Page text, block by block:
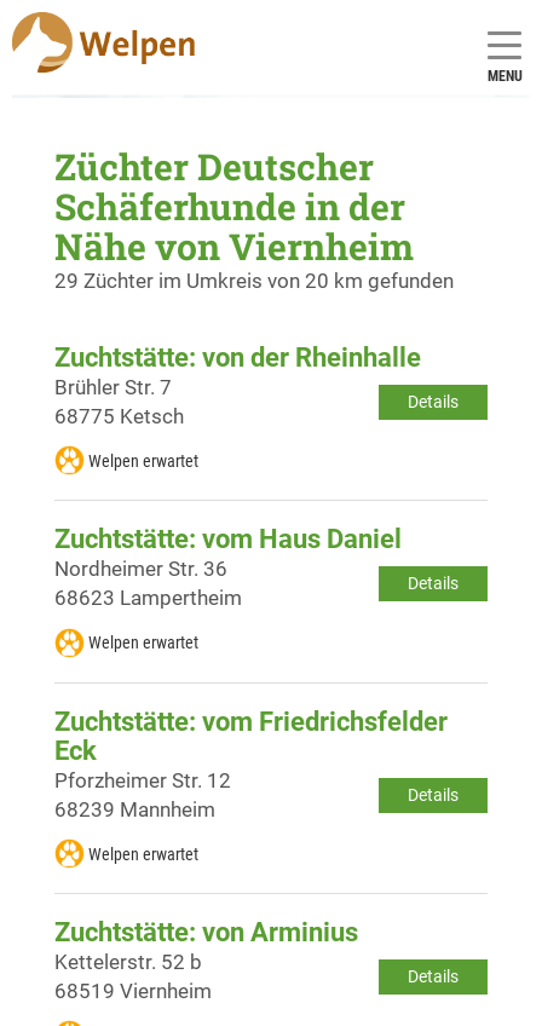
MENU
Züchter Deutscher
Schäferhunde in der
Nähe von Viernheim
29 Züchter im Umkreis von 20 km gefunden
Zuchtstätte: von der Rheinhalle
Details
Brühler Str. 7
68775 Ketsch
Welpen erwartet
Zuchtstätte: vom Haus Daniel
Details
Nordheimer Str. 36
68623 Lampertheim
Welpen erwartet
Zuchtstätte: vom Friedrichsfelder
Eck
Details
Pforzheimer Str. 12
68239 Mannheim
Welpen erwartet
Zuchtstätte: von Arminius
Details
Kettelerstr. 52 b
68519 Viernheim